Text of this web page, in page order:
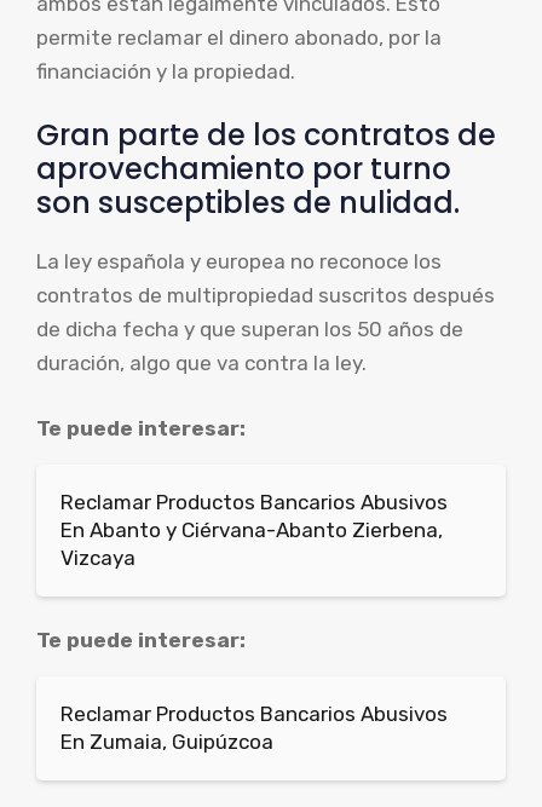
permite reclamar el dinero abonado, por la
financiación y la propiedad.
Gran parte de los contratos de
aprovechamiento por turno
son susceptibles de nulidad.
La ley española y europea no reconoce los
contratos de multipropiedad suscritos después
de dicha fecha y que superan los 50 años de
duración, algo que va contra la ley.
Te puede interesar:
Reclamar Productos Bancarios Abusivos
En Abanto y Ciérvana-Abanto Zierbena,
Vizcaya
Te puede interesar:
Reclamar Productos Bancarios Abusivos
En Zumaia, Guipúzcoa